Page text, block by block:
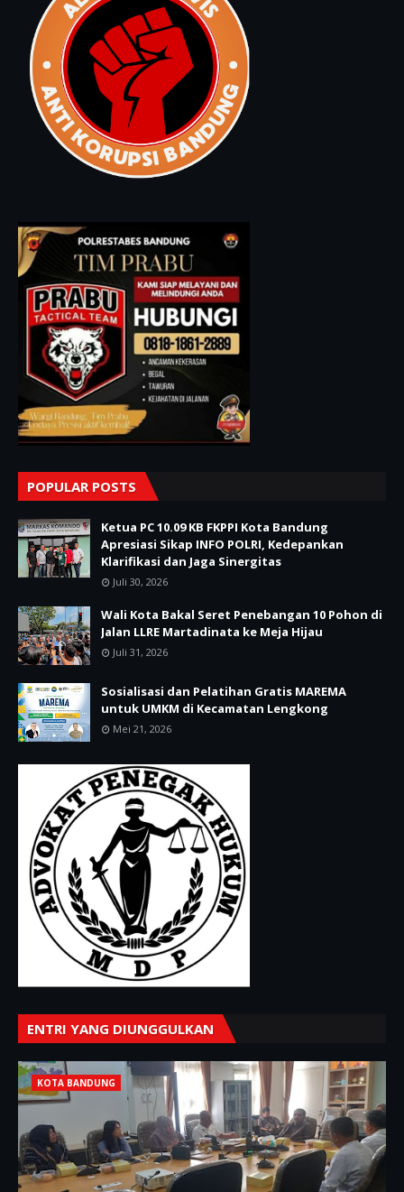
POPULAR POSTS
Ketua PC 10.09 KB FKPPI Kota Bandung
Apresiasi Sikap INFO POLRI, Kedepankan
Klarifikasi dan Jaga Sinergitas
Juli 30, 2026
Wali Kota Bakal Seret Penebangan 10 Pohon di
Jalan LLRE Martadinata ke Meja Hijau
Juli 31, 2026
Sosialisasi dan Pelatihan Gratis MAREMA
untuk UMKM di Kecamatan Lengkong
Mei 21, 2026
ENTRI YANG DIUNGGULKAN
KOTA BANDUNG